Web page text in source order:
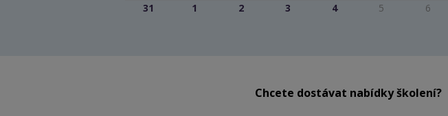
31
1 2 3 4 5 6
Chcete dostávat nabídky školení?